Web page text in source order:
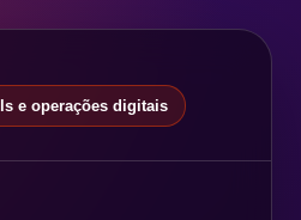
e operações digitais